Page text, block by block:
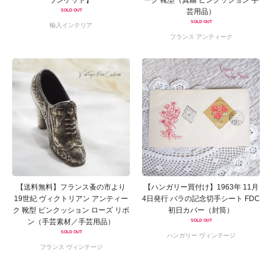
SOLD OUT
輸入インテリア
芸用品）
SOLD OUT
フランス アンティーク
【送料無料】フランス蚤の市より
19世紀 ヴィクトリアン アンティー
ク 靴型 ピンクッション ローズ リボ
ン（手芸素材／手芸用品）
SOLD OUT
フランス ヴィンテージ
【ハンガリー買付け】1963年 11月
4日発行 バラの記念切手シート FDC
初日カバー（封筒）
SOLD OUT
ハンガリー ヴィンテージ